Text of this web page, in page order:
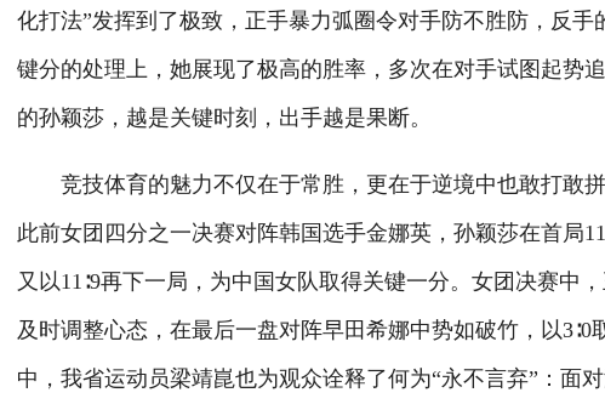
化打法”发挥到了极致，正手暴力弧圈令对手防不胜防，反
键分的处理上，她展现了极高的胜率，多次在对手试图起势
的孙颖莎，越是关键时刻，出手越是果断。
竞技体育的魅力不仅在于常胜，更在于逆境中也敢打敢拼
此前女团四分之一决赛对阵韩国选手金娜英，孙颖莎在首局
又以11∶9再下一局，为中国女队取得关键一分。女团决赛中
及时调整心态，在最后一盘对阵早田希娜中势如破竹，以
中，我省运动员梁靖崑也为观众诠释了何为“永不言弃”：面